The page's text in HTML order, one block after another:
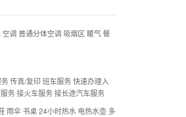
调 普通分体空调 吸烟区 暖气 餐
传真/复印 班车服务 快速办理入
务 接火车服务 接长途汽车服务
雨伞 书桌 24小时热水 电热水壶 多